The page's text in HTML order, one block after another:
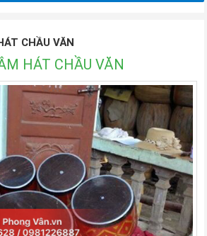
CHẦU VĂN
HÁT CHẦU VĂN